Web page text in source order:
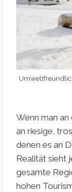
Wenn man
an riesige,
denen es an
Realität sieht
gesamte
hohen